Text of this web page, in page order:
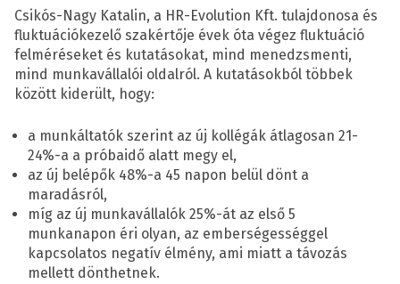
Csikós-Nagy Katalin, a HR-Evolution Kft. tulajdonosa és
fluktuációkezelő szakértője évek óta végez fluktuáció
felméréseket és kutatásokat, mind menedzsmenti,
mind munkavállalói oldalról. A kutatásokból többek
között kiderült, hogy:
a munkáltatók szerint az új kollégák átlagosan 21-
24%-a a próbaidő alatt megy el,
az új belépők 48%-a 45 napon belül dönt a
maradásról,
míg az új munkavállalók 25%-át az első 5
munkanapon éri olyan, az emberségességgel
kapcsolatos negatív élmény, ami miatt a távozás
mellett dönthetnek.